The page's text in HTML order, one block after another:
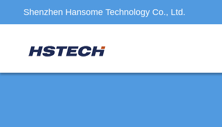
Shenzhen Hansome Technology Co., Ltd.